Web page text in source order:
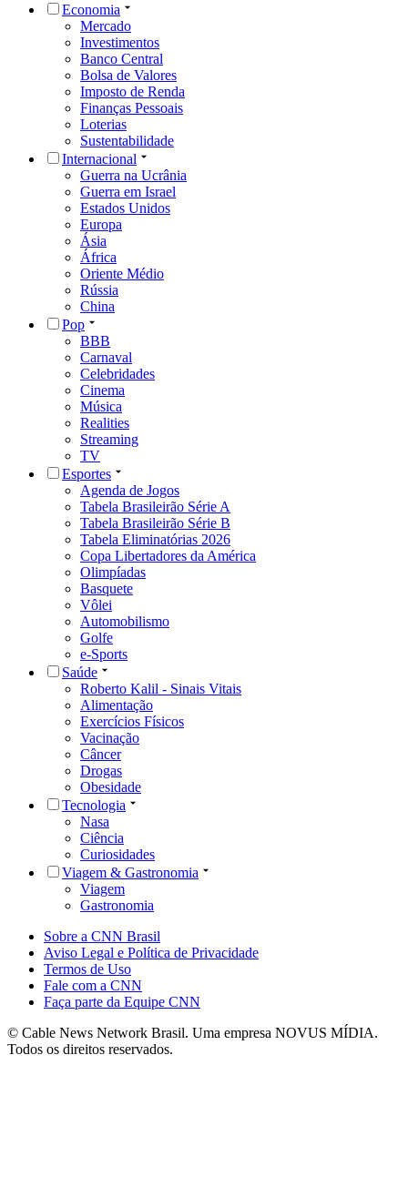
Economia
Mercado
Investimentos
Banco Central
Bolsa de Valores
Imposto de Renda
Finanças Pessoais
Loterias
Sustentabilidade
Internacional
Guerra na Ucrânia
Guerra em Israel
Estados Unidos
Europa
Ásia
África
Oriente Médio
Rússia
China
Pop
BBB
Carnaval
Celebridades
Cinema
Música
Realities
Streaming
TV
Esportes
Agenda de Jogos
Tabela Brasileirão Série A
Tabela Brasileirão Série B
Tabela Eliminatórias 2026
Copa Libertadores da América
Olimpíadas
Basquete
Vôlei
Automobilismo
Golfe
e-Sports
Saúde
Roberto Kalil - Sinais Vitais
Alimentação
Exercícios Físicos
Vacinação
Câncer
Drogas
Obesidade
Tecnologia
Nasa
Ciência
Curiosidades
Viagem & Gastronomia
Viagem
Gastronomia
Sobre a CNN Brasil
Aviso Legal e Política de Privacidade
Termos de Uso
Fale com a CNN
Faça parte da Equipe CNN
© Cable News Network Brasil. Uma empresa NOVUS MÍDIA.
Todos os direitos reservados.